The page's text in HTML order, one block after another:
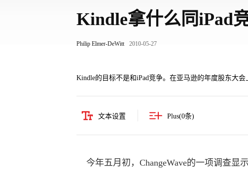
Kindle拿什么同iPad竞
Philip Elmer-DeWitt 2010-05-27
Kindle的目标不是和iPad竞争。在亚马逊的年度股东大会
文本设置 Plus(0条)
今年五月初，ChangeWave的一项调查显